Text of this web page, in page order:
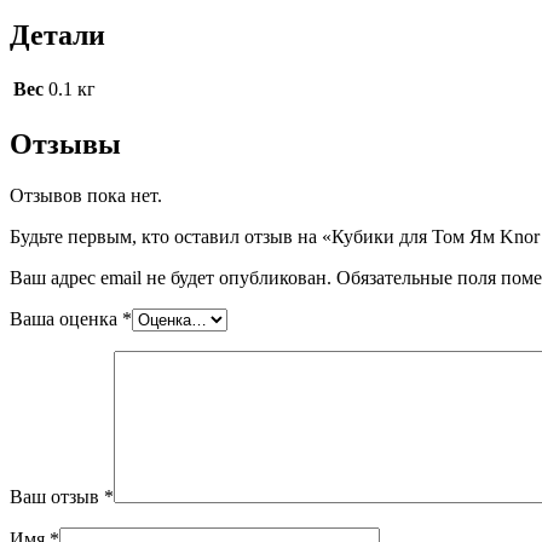
Детали
Вес 0.1 кг
Отзывы
Отзывов пока нет.
Будьте первым, кто оставил отзыв на «Кубики для Том Ям
Ваш адрес email не будет опубликован. Обязательные поля
Ваша оценка *
Ваш отзыв *